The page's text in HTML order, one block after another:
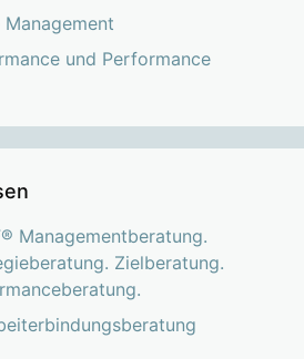
und Performance
Managementberatung.
Zielberatung.